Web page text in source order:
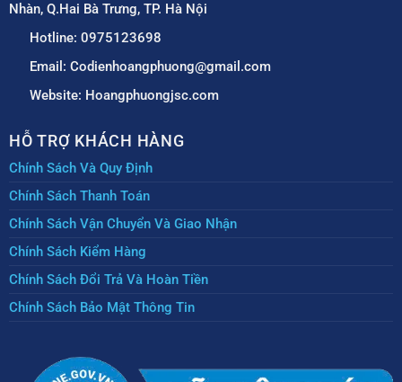
Nhàn, Q.Hai Bà Trưng, TP. Hà Nội
Hotline: 0975123698
Email: Codienhoangphuong@gmail.com
Website: Hoangphuongjsc.com
HỖ TRỢ KHÁCH HÀNG
Chính Sách Và Quy Định
Chính Sách Thanh Toán
Chính Sách Vận Chuyển Và Giao Nhận
Chính Sách Kiểm Hàng
Chính Sách Đổi Trả Và Hoàn Tiền
Chính Sách Bảo Mật Thông Tin